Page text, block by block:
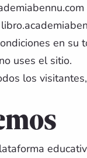
en su
uses el sitio.
los